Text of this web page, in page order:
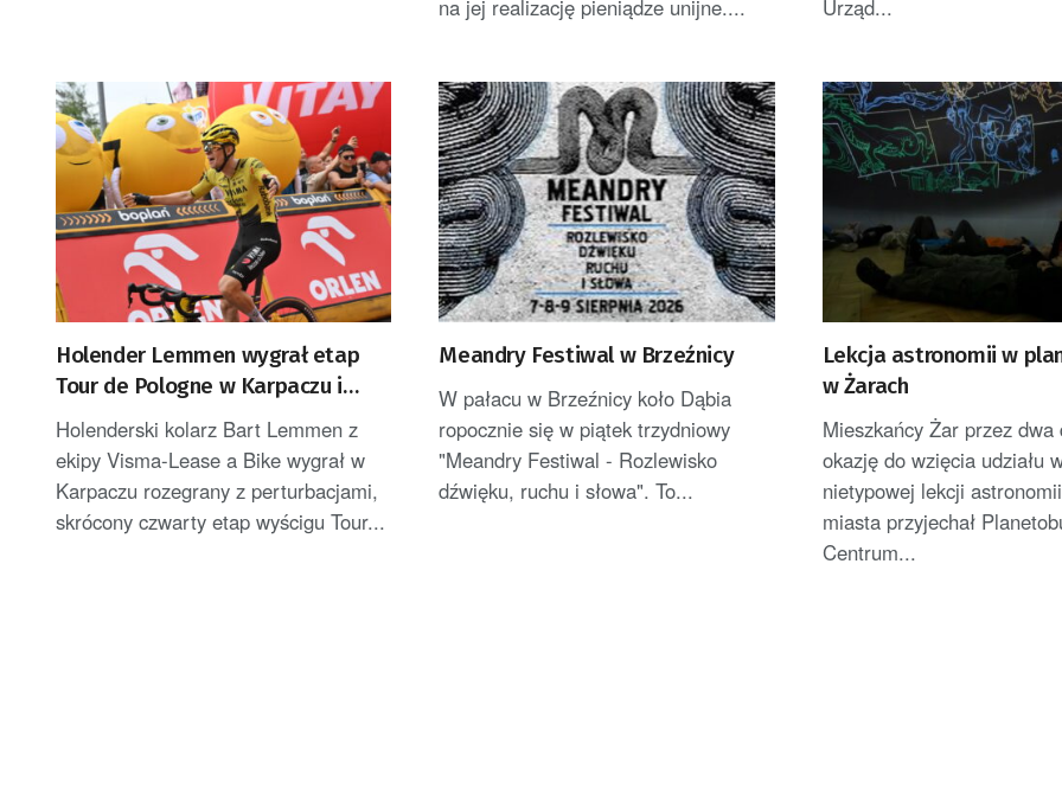
na jej realizację pieniądze unijne....
Urząd...
Holender Lemmen wygrał etap
Tour de Pologne w Karpaczu i
został liderem
Holenderski kolarz Bart Lemmen z
ekipy Visma-Lease a Bike wygrał w
Karpaczu rozegrany z perturbacjami,
skrócony czwarty etap wyścigu Tour...
Meandry Festiwal w Brzeźnicy
W pałacu w Brzeźnicy koło Dąbia
ropocznie się w piątek trzydniowy
"Meandry Festiwal - Rozlewisko
dźwięku, ruchu i słowa". To...
Lekcja astronomii w
w Żarach
Mieszkańcy Żar przez dwa
okazję do wzięcia udziału
nietypowej lekcji
miasta przyjechał
Centrum...